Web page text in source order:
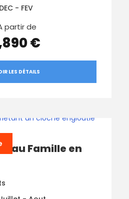
- FEV
partir de
€
LES DÉTAILS
Famille en